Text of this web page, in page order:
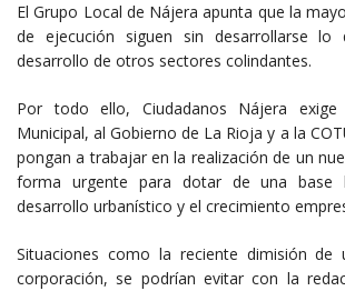
El Grupo Local de Nájera apunta que la
de ejecución siguen sin desarrollarse lo
desarrollo de otros sectores colindantes.
Por todo ello, Ciudadanos Nájera
Municipal, al Gobierno de La Rioja y a la
pongan a trabajar en la realización de un
forma urgente para dotar de una base
desarrollo urbanístico y el crecimiento
Situaciones como la reciente dimisión
corporación, se podrían evitar con la